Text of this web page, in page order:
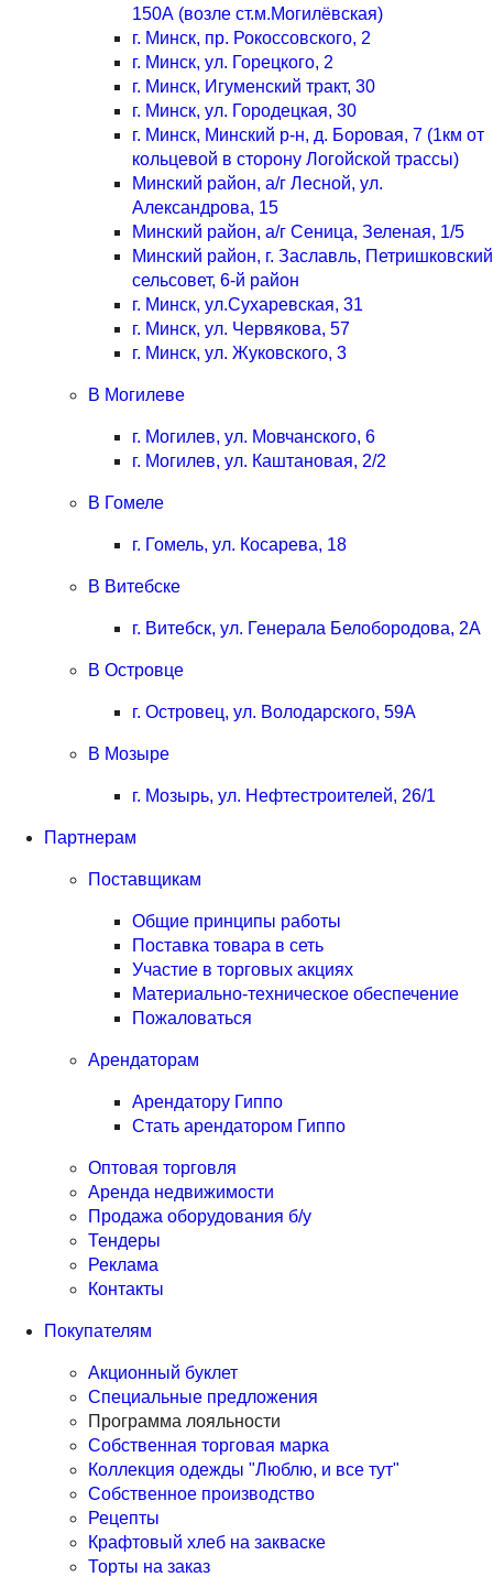
150А (возле ст.м.Могилёвская)
г. Минск, пр. Рокоссовского, 2
г. Минск, ул. Горецкого, 2
г. Минск, Игуменский тракт, 30
г. Минск, ул. Городецкая, 30
г. Минск, Минский р-н, д. Боровая, 7 (1км от
кольцевой в сторону Логойской трассы)
Минский район, а/г Лесной, ул.
Александрова, 15
Минский район, а/г Сеница, Зеленая, 1/5
Минский район, г. Заславль, Петришковский
сельсовет, 6-й район
г. Минск, ул.Сухаревская, 31
г. Минск, ул. Червякова, 57
г. Минск, ул. Жуковского, 3
В Могилеве
г. Могилев, ул. Мовчанского, 6
г. Могилев, ул. Каштановая, 2/2
В Гомеле
г. Гомель, ул. Косарева, 18
В Витебске
г. Витебск, ул. Генерала Белобородова, 2А
В Островце
г. Островец, ул. Володарского, 59А
В Мозыре
г. Мозырь, ул. Нефтестроителей, 26/1
Партнерам
Поставщикам
Общие принципы работы
Поставка товара в сеть
Участие в торговых акциях
Материально-техническое обеспечение
Пожаловаться
Арендаторам
Арендатору Гиппо
Стать арендатором Гиппо
Оптовая торговля
Аренда недвижимости
Продажа оборудования б/у
Тендеры
Реклама
Контакты
Покупателям
Акционный буклет
Специальные предложения
Программа лояльности
Собственная торговая марка
Коллекция одежды "Люблю, и все тут"
Собственное производство
Рецепты
Крафтовый хлеб на закваске
Торты на заказ